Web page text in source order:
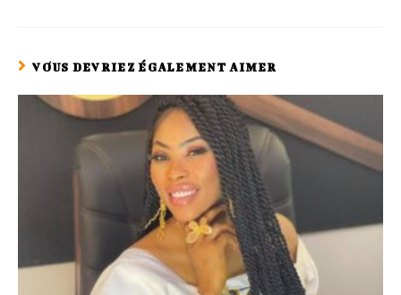
VOUS DEVRIEZ ÉGALEMENT AIMER